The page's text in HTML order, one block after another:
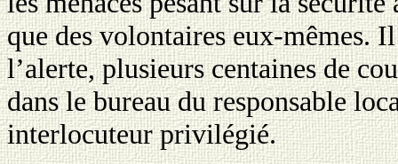
que des volontaires eux-mêmes.
l’alerte, plusieurs centaines de
dans le bureau du responsable
interlocuteur privilégié.